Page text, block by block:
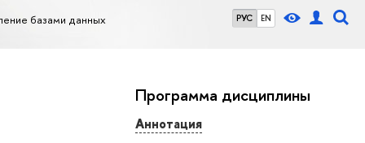
РУС EN
базами данных
Программа дисциплины
Аннотация